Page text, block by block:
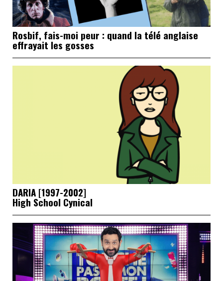
Rosbif, fais-moi peur : quand la télé anglaise
effrayait les gosses
DARIA [1997-2002]
High School Cynical